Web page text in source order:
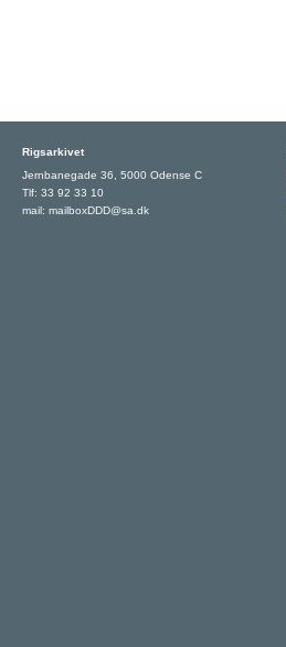
Rigsarkivet
Jernbanegade 36, 5000 Odense C
Tlf: 33 92 33 10
mail: mailboxDDD@sa.dk